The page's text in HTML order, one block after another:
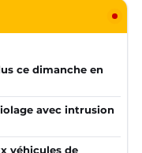
ce dimanche en
avec intrusion
véhicules de